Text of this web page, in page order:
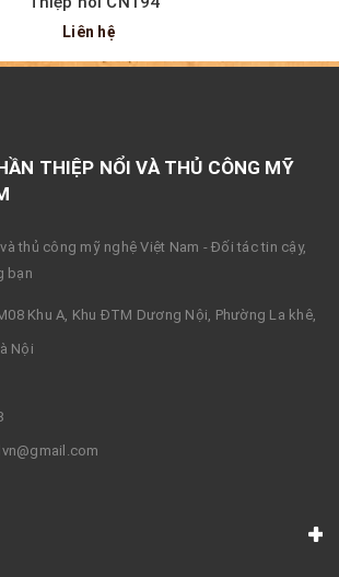
Liên hệ
THIỆP NỔI VÀ THỦ CÔNG MỸ
thủ công mỹ nghệ Việt Nam - Đối tác tin cậy,
bạn
Khu A, Khu ĐTM Dương Nội, Phường La khê,
Nội